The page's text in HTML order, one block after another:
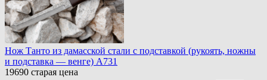
Нож Танто из дамасской стали c подставкой (рукоять, ножны
и подставка — венге) A731
19690 старая цена